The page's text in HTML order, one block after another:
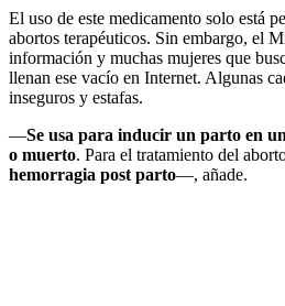
El uso de este medicamento solo está
abortos terapéuticos. Sin embargo, el
información y muchas mujeres que
llenan ese vacío en Internet. Algunas
inseguros y estafas.
—Se usa para inducir un parto en
o muerto. Para el tratamiento del
hemorragia post parto—, añade.